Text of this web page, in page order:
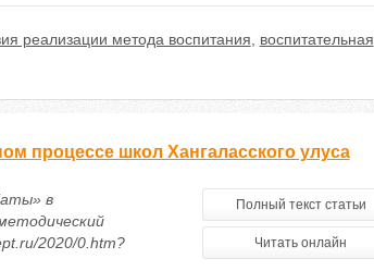
реализации метода воспитания
воспитательная
процессе школ Хангаласского улуса
в
2020/0.htm?
Полный текст статьи
Читать онлайн